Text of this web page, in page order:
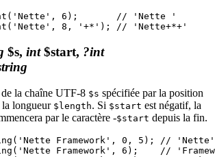
6);       // 'Nette '
$s, int$start, ?int
la chaîne UTF-8 $s spécifiée par la position
la longueur $length. Si $start est négatif, la
par le caractère -$start depuis la fin.
Framework', 0, 5); // 'Nette'
Framework', 6);    //